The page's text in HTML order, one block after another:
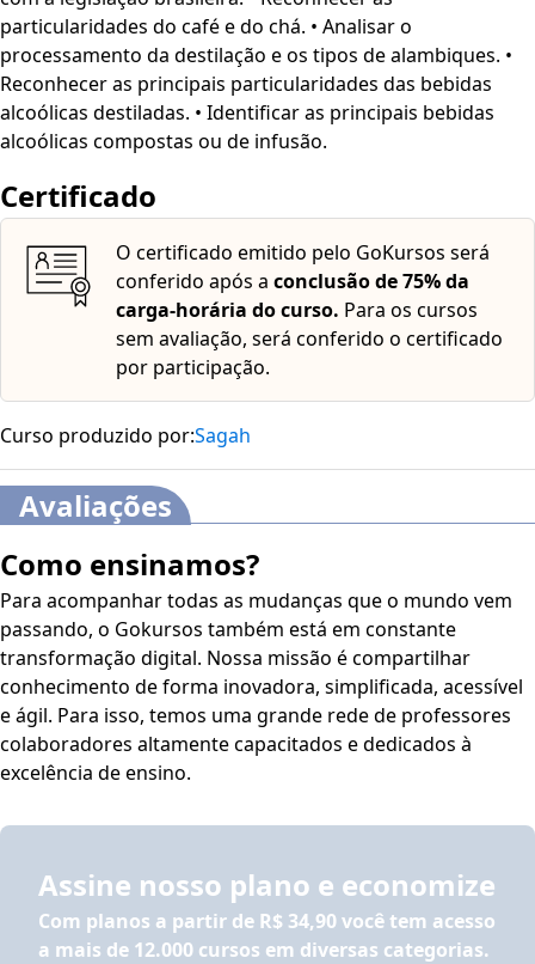
particularidades do café e do chá. • Analisar o
processamento da destilação e os tipos de alambiques. •
Reconhecer as principais particularidades das bebidas
alcoólicas destiladas. • Identificar as principais bebidas
alcoólicas compostas ou de infusão.
Certificado
O certificado emitido pelo GoKursos será
conferido após a conclusão de 75% da
carga-horária do curso. Para os cursos
sem avaliação, será conferido o certificado
por participação.
Curso produzido por:Sagah
Avaliações
Como ensinamos?
Para acompanhar todas as mudanças que o mundo vem
passando, o Gokursos também está em constante
transformação digital. Nossa missão é compartilhar
conhecimento de forma inovadora, simplificada, acessível
e ágil. Para isso, temos uma grande rede de professores
colaboradores altamente capacitados e dedicados à
excelência de ensino.
Assine nosso plano e economize
Com planos a partir de R$ 34,90você tem acesso
a mais de 12.000 cursos em diversas categorias.